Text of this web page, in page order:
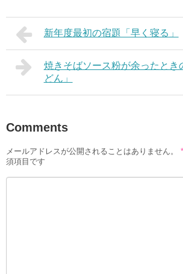
新年度最初の宿題「早く寝る」
焼きそばソース粉が余ったとき
どん」
Comments
メールアドレスが公開されることはありません。 *
須項目です